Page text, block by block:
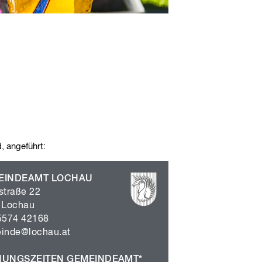
angeführt:
LOCHAU
22
42168
GEMEINDEAMT*